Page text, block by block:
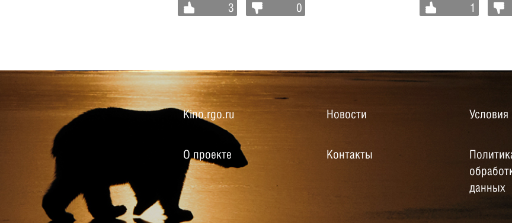
3 0 1
Kino.rgo.ru Новости Условия
О проекте Контакты
данных